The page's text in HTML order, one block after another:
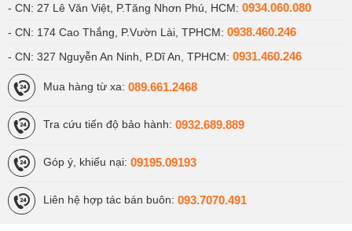
- CN: 27 Lê Văn Việt, P.Tăng Nhơn Phú, HCM: 0934.060.080
- CN: 174 Cao Thắng, P.Vườn Lài, TPHCM: 0938.460.246
- CN: 327 Nguyễn An Ninh, P.Dĩ An, TPHCM: 0931.460.246
Mua hàng từ xa: 089.661.2468
Tra cứu tiến độ bảo hành: 0932.689.889
Góp ý, khiếu nại: 09195.09193
Liên hệ hợp tác bán buôn: 093.7070.491